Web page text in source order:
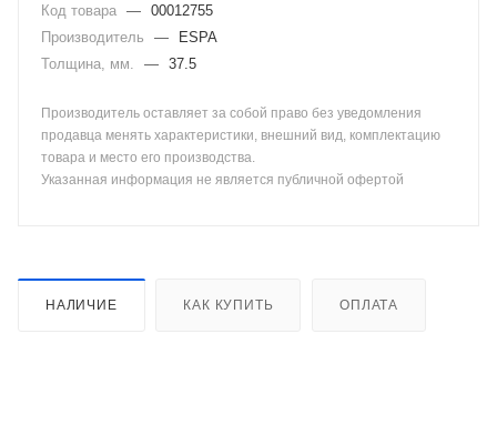
Код товара — 00012755
Производитель
—
ESPA
Толщина, мм.
— 37.5
Производитель оставляет за собой право без уведомления
продавца менять характеристики, внешний вид, комплектацию
товара и место его производства.
Указанная информация не является публичной офертой
НАЛИЧИЕ КАК КУПИТЬ ОПЛАТА